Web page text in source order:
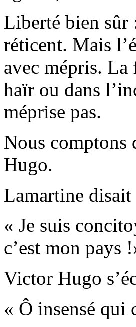
Liberté bien sûr
réticent. Mais
avec mépris. La
haïr ou dans
méprise pas.
Nous comptons
Hugo.
Lamartine disait
« Je suis
c’est mon pays
Victor Hugo
« Ô insensé qui